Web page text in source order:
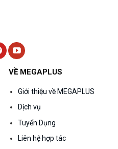
VỀ MEGAPLUS
Giới thiệu về MEGAPLUS
Dịch vụ
Tuyển Dụng
Liên hệ hợp tác